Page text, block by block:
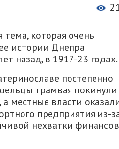
тема, которая очень
истории Днепра
назад, в 1917-23 годах.
постепенно
трамвая покинули
местные власти
предприятия из-
нехватки